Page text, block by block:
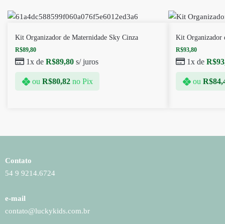
Kit Organizador de Maternidade Sky Cinza
R$89,80
ou R$80,82 no Pix
1x de R$89,80 s/ juros
Kit Organizador
R$93,80
ou R$
1x de R$
Contato
54 9 9214.6724
e-mail
contato@luckykids.com.br